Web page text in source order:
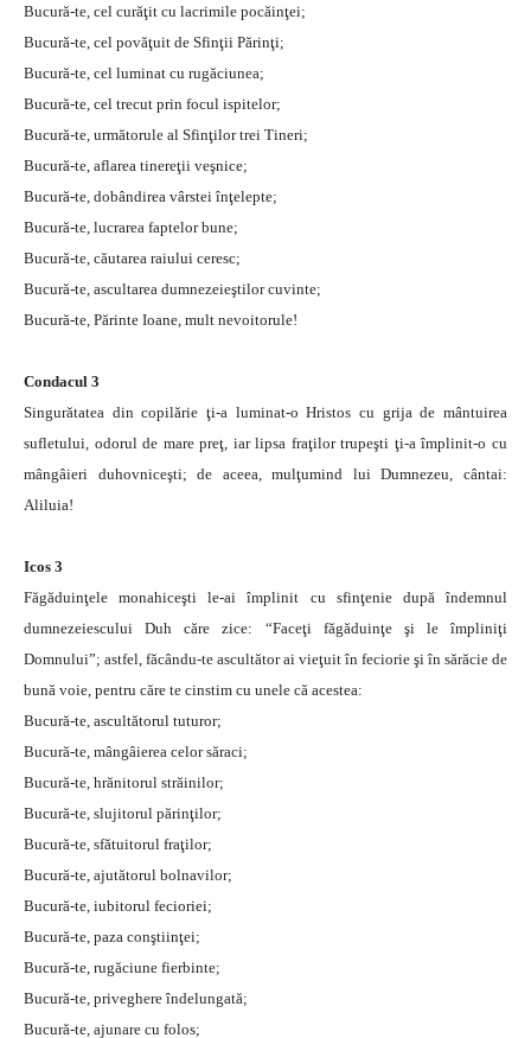
Bucură-te, cel curăţit cu lacrimile pocăinţei;
Bucură-te, cel povăţuit de Sfinţii Părinţi;
Bucură-te, cel luminat cu rugăciunea;
Bucură-te, cel trecut prin focul ispitelor;
Bucură-te, următorule al Sfinţilor trei Tineri;
Bucură-te, aflarea tinereţii veşnice;
Bucură-te, dobândirea vârstei înţelepte;
Bucură-te, lucrarea faptelor bune;
Bucură-te, căutarea raiului ceresc;
Bucură-te, ascultarea dumnezeieştilor cuvinte;
Bucură-te, Părinte Ioane, mult nevoitorule!
Condacul 3
Singurătatea din copilărie ţi-a luminat-o Hristos cu grija de mântuirea
sufletului, odorul de mare preţ, iar lipsa fraţilor trupeşti ţi-a împlinit-o cu
mângâieri duhovniceşti; de aceea, mulţumind lui Dumnezeu, cântai:
Aliluia!
Icos 3
Făgăduinţele monahiceşti le-ai împlinit cu sfinţenie după îndemnul
dumnezeiescului Duh căre zice: “Faceţi făgăduinţe şi le împliniţi
Domnului”; astfel, făcându-te ascultător ai vieţuit în feciorie şi în sărăcie de
bună voie, pentru căre te cinstim cu unele că acestea:
Bucură-te, ascultătorul tuturor;
Bucură-te, mângâierea celor săraci;
Bucură-te, hrănitorul străinilor;
Bucură-te, slujitorul părinţilor;
Bucură-te, sfătuitorul fraţilor;
Bucură-te, ajutătorul bolnavilor;
Bucură-te, iubitorul fecioriei;
Bucură-te, paza conştiinţei;
Bucură-te, rugăciune fierbinte;
Bucură-te, priveghere îndelungată;
Bucură-te, ajunare cu folos;